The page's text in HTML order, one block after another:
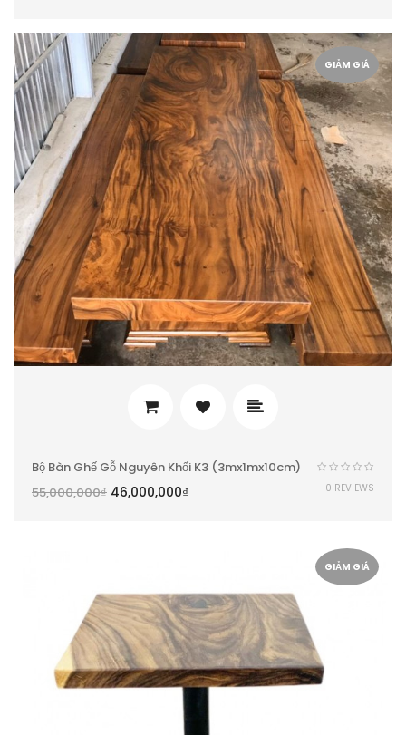
GIẢM GIÁ
Bộ Bàn Ghế Gỗ Nguyên Khối K3 (3mx1mx10cm)
55,000,000₫ 46,000,000₫ 0 REVIEWS
GIẢM GIÁ